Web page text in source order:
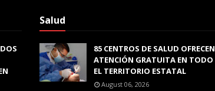
Salud
85 CENTROS DE SALUD OFRECEN
ATENCIÓN GRATUITA EN TODO
EL TERRITORIO ESTATAL
August 06, 2026